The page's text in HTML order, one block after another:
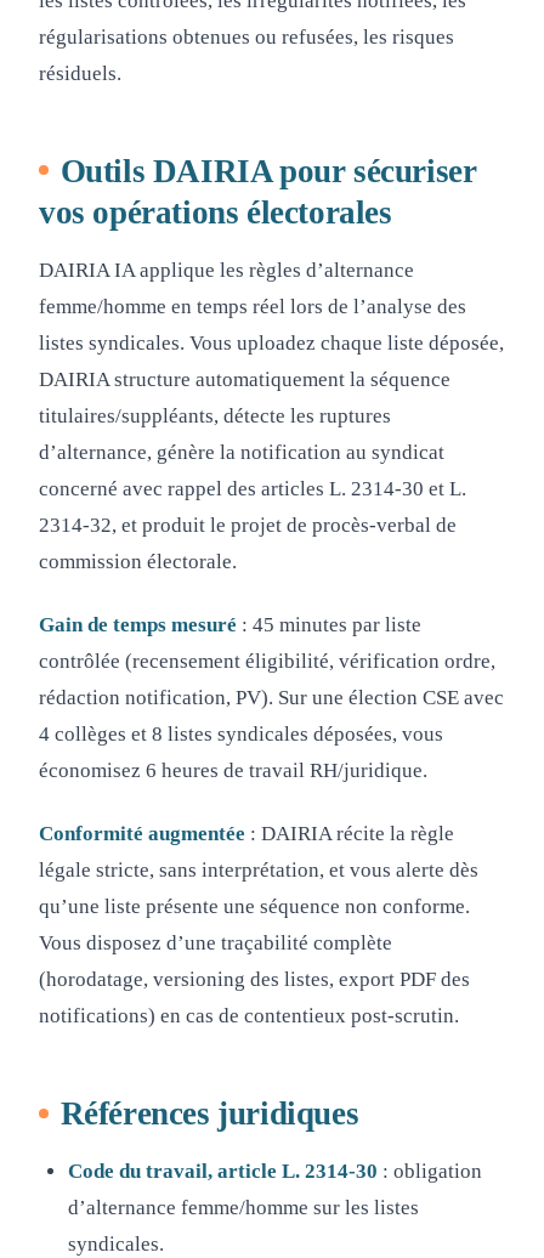
régularisations obtenues ou refusées, les risques
résiduels.
Outils DAIRIA pour sécuriser
vos opérations électorales
DAIRIA IA applique les règles d’alternance
femme/homme en temps réel lors de l’analyse des
listes syndicales. Vous uploadez chaque liste déposée,
DAIRIA structure automatiquement la séquence
titulaires/suppléants, détecte les ruptures
d’alternance, génère la notification au syndicat
concerné avec rappel des articles L. 2314-30 et L.
2314-32, et produit le projet de procès-verbal de
commission électorale.
Gain de temps mesuré : 45 minutes par liste
contrôlée (recensement éligibilité, vérification ordre,
rédaction notification, PV). Sur une élection CSE avec
4 collèges et 8 listes syndicales déposées, vous
économisez 6 heures de travail RH/juridique.
Conformité augmentée : DAIRIA récite la règle
légale stricte, sans interprétation, et vous alerte dès
qu’une liste présente une séquence non conforme.
Vous disposez d’une traçabilité complète
(horodatage, versioning des listes, export PDF des
notifications) en cas de contentieux post-scrutin.
Références juridiques
Code du travail, article L. 2314-30 : obligation
d’alternance femme/homme sur les listes
syndicales.